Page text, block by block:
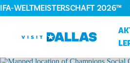
Zum Inhalt springen
WELTMEISTERSCHAFT 2026™